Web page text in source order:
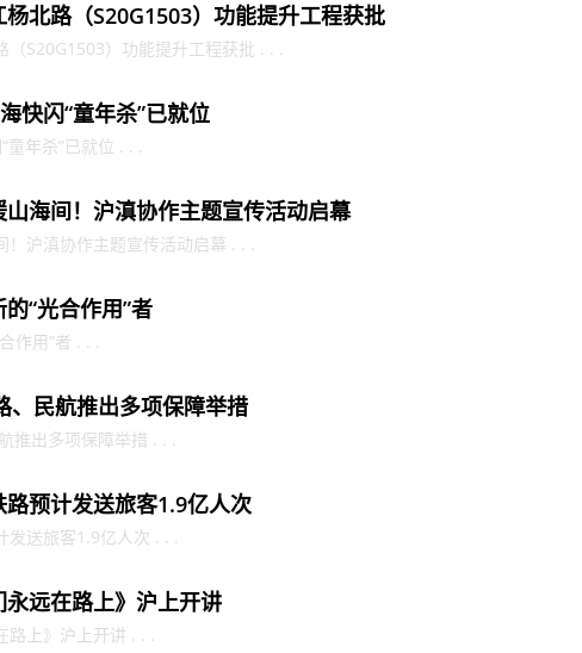
北路（S20G1503）功能提升工程获批
（S20G1503）功能提升工程获批 . . .
快闪“童年杀”已就位
年杀”已就位 . . .
海间！沪滇协作主题宣传活动启幕
！沪滇协作主题宣传活动启幕 . . .
“光合作用”者
作用”者 . . .
、民航推出多项保障举措
推出多项保障举措 . . .
预计发送旅客1.9亿人次
发送旅客1.9亿人次 . . .
远在路上》沪上开讲
路上》沪上开讲 . . .